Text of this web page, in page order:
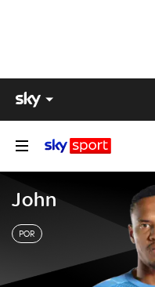
John
POR